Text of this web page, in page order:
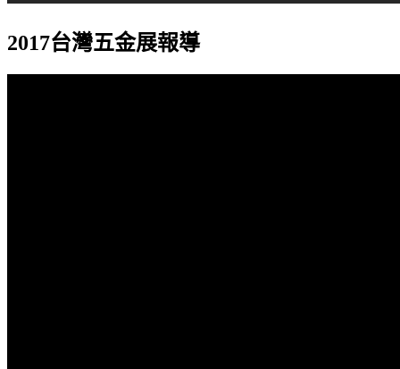
2017台灣五金展報導